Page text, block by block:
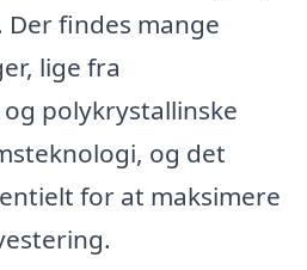
findes mange
lige fra
polykrystallinske
og det
for at maksimere